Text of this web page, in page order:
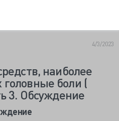
4/3/2023
наиболее
боли (
3. Обсуждение